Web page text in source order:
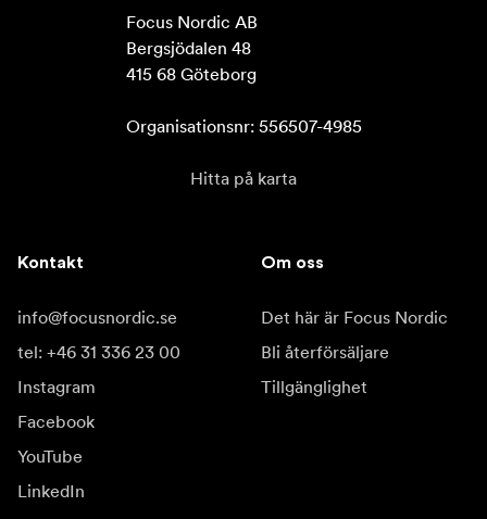
Focus Nordic AB
Bergsjödalen 48
415 68 Göteborg
Organisationsnr: 556507-4985
Hitta på karta
Kontakt
info@focusnordic.se
tel: +46 31 336 23 00
Instagram
Facebook
YouTube
LinkedIn
Om oss
Det här är Focus Nordic
Bli återförsäljare
Tillgänglighet